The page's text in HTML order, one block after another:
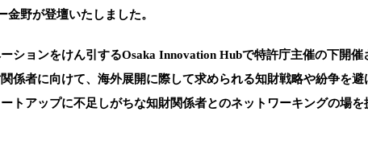
野が登壇いたしました。
ションをけん引するOsaka Innovation Hubで特許庁主催の下開催
係者に向けて、海外展開に際して求められる知財戦略や紛争を
トアップに不足しがちな知財関係者とのネットワーキングの場